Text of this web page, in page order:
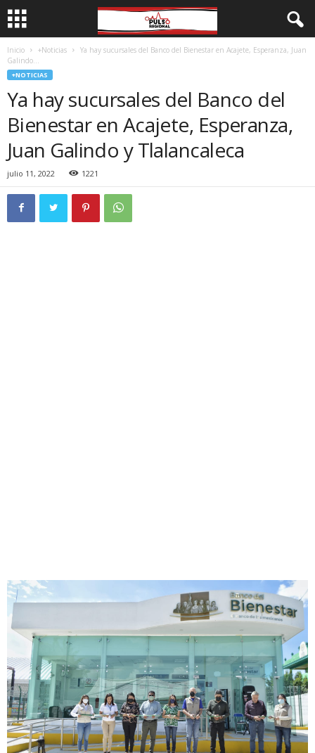
Inicio +Noticias
Ya hay sucursales del Banco del Bienestar en Acajete, Esperanza, Juan
Galindo...
+NOTICIAS
Ya hay sucursales del Banco del
Bienestar en Acajete, Esperanza,
Juan Galindo y Tlalancaleca
julio 11, 2022 1221